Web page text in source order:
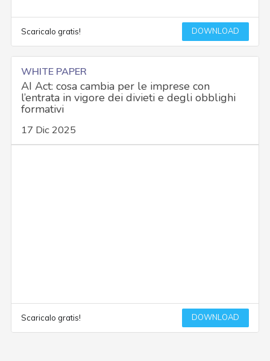
Scaricalo gratis! DOWNLOAD
WHITE PAPER
AI Act: cosa cambia per le imprese con
l’entrata in vigore dei divieti e degli obblighi
formativi
17 Dic 2025
Scaricalo gratis! DOWNLOAD